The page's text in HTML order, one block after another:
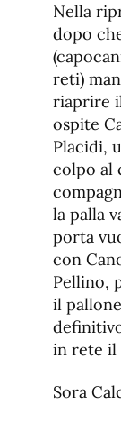
Nella
dopo
reti)
riaprire
ospite
Placidi,
colpo al
la palla
porta
con
Pellino,
il
in rete il
Sora